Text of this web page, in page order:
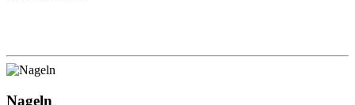
Nageln